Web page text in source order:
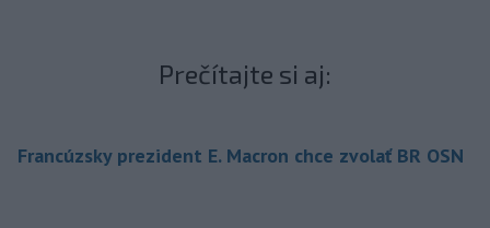
Prečítajte si aj:
Francúzsky prezident E. Macron chce zvolať BR OSN